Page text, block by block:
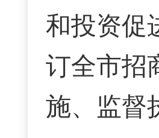
和投资促
订全市招
施、监督